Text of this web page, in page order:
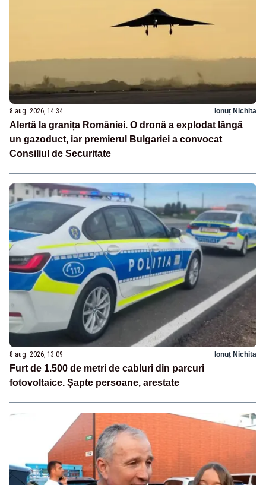
8 aug. 2026, 14:34 Ionuț Nichita
Alertă la granița României. O dronă a explodat lângă
un gazoduct, iar premierul Bulgariei a convocat
Consiliul de Securitate
8 aug. 2026, 13:09 Ionuț Nichita
Furt de 1.500 de metri de cabluri din parcuri
fotovoltaice. Șapte persoane, arestate